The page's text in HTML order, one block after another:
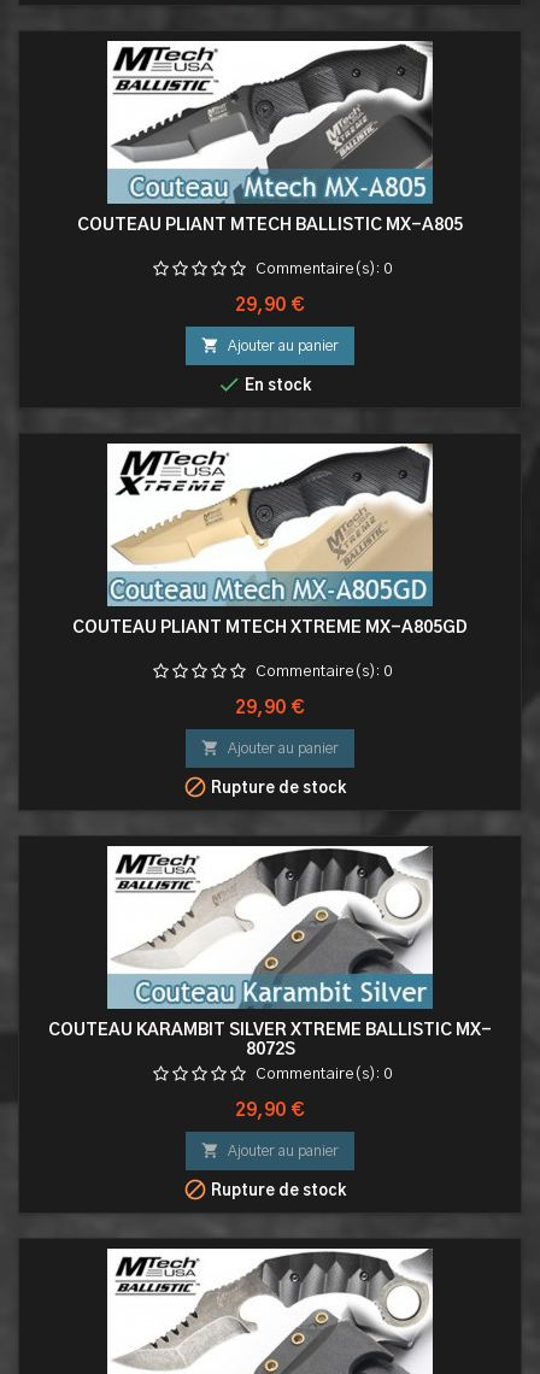
COUTEAU PLIANT MTECH BALLISTIC MX-A805
Commentaire(s): 0
Prix
29,90 €
 Ajouter au panier
 En stock
COUTEAU PLIANT MTECH XTREME MX-A805GD
Commentaire(s): 0
Prix
29,90 €
 Ajouter au panier
 Rupture de stock
COUTEAU KARAMBIT SILVER XTREME BALLISTIC MX-
8072S
Commentaire(s): 0
Prix
29,90 €
 Ajouter au panier
 Rupture de stock